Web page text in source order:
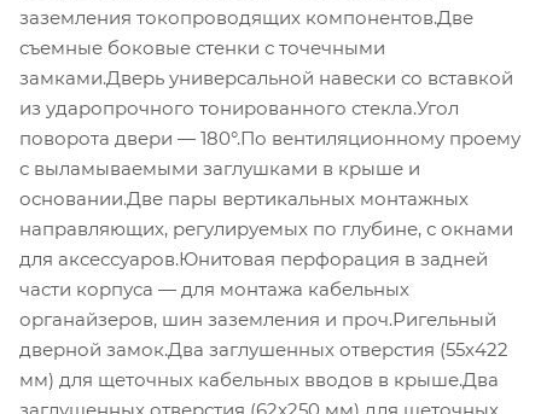
заземления токопроводящих компонентов.Две
съемные боковые стенки с точечными
замками.Дверь универсальной навески со вставкой
из ударопрочного тонированного стекла.Угол
поворота двери — 180°.По вентиляционному проему
с выламываемыми заглушками в крыше и
основании.Две пары вертикальных монтажных
направляющих, регулируемых по глубине, с окнами
для аксессуаров.Юнитовая перфорация в задней
части корпуса — для монтажа кабельных
органайзеров, шин заземления и проч.Ригельный
дверной замок.Два заглушенных отверстия (55x422
мм) для щеточных кабельных вводов в крыше.Два